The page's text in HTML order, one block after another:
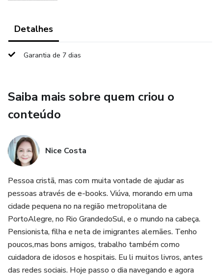
uma fusão poderosa de reflexão teológica, aplicação
aprendizado se torne uma experiência de fé viva e
A Teologia da Intenção Divina: Entenda o conceito de
embutido em você, esperando para ser manifestado.
Inspiração de Mulheres Bíblicas: Aprenda com a coragem e
descubra como Deus usa sua posição atual para cumprir
Seus planos.
O Chamado no Lar e no Mundo: Reconheça o lar como seu
primeiro e mais importante campo missionário (Provérbios
14:1) e saiba como manifestar sua "soberana vocação" em
todas as esferas da vida (Filipenses 3:14).
Detalhes
Garantia de 7 dias
Saiba mais sobre quem criou o
conteúdo
Nice Costa
Pessoa cristã, mas com muita vontade de ajudar as
pessoas através de e-books. Viúva, morando em uma
cidade pequena no na região metropolitana de
PortoAlegre, no Rio GrandedoSul, e o mundo na cabeça.
Pensionista, filha e neta de imigrantes alemães. Tenho
poucos,mas bons amigos, trabalho também como
cuidadora de idosos e hospitais. Eu li muitos livros, antes
das redes sociais. Hoje passo o dia navegando e agora